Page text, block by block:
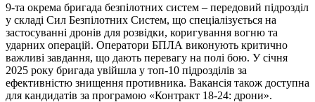
9-та окрема бригада безпілотних систем – передовий підрозділ
у складі Сил Безпілотних Систем, що спеціалізується на
застосуванні дронів для розвідки, коригування вогню та
ударних операцій. Оператори БПЛА виконують критично
важливі завдання, що дають перевагу на полі бою. У січня
2025 року бригада увійшла у топ-10 підрозділів за
ефективністю знищення противника. Вакансія також доступна
для кандидатів за програмою «Контракт 18-24: дрони».